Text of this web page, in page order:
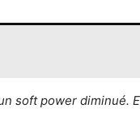
soft power diminué.